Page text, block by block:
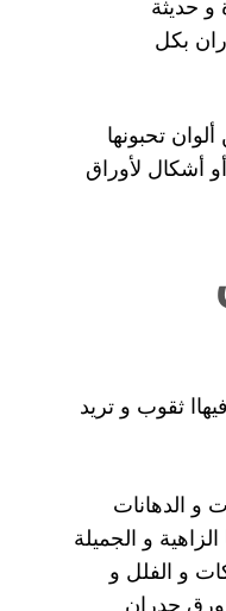
بكل
تحبونها
أشكال لأوراق
ثقوب و تريد
و الدهانات
و الجميلة
و الفلل و
ورق جدران